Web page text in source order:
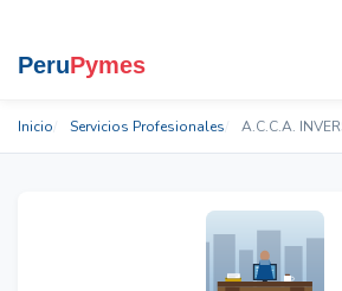
Inicio Servicios Profesionales A.C.C.A.